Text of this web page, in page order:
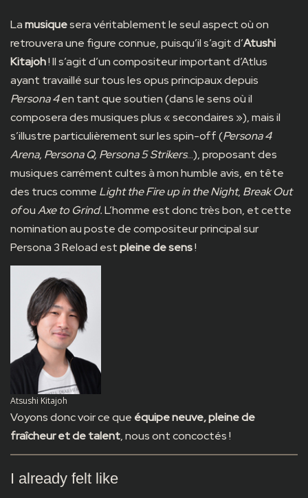
Lamusiquesera véritablement le seul aspect où on
retrouvera une figure connue, puisqu’il s’agit d’Atushi
Kitajoh! Il s’agit d’un compositeur important d’Atlus
ayant travaillé sur tous les opus principaux depuis
Persona 4en tant que soutien (dans le sens où il
composera des musiques plus « secondaires »), mais il
s’illustre particulièrement sur les spin-off (Persona 4
Arena, Persona Q, Persona 5 Strikers…), proposant des
musiques carrément cultes à mon humble avis, en tête
des trucs comme Light the Fire up in the Night, Break Out
ofouAxe to Grind.L’homme est donc très bon, et cette
nomination au poste de compositeur principal sur
Persona 3 Reload estpleine de sens!
Atsushi Kitajoh
Voyons donc voir ce que équipe neuve, pleine de
fraîcheur et de talent, nous ont concoctés !
I already felt like